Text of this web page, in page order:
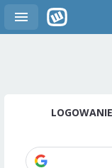
LOGOWANIE